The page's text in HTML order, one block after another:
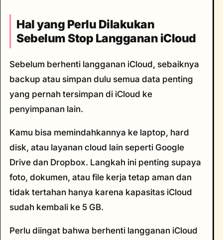
Hal yang Perlu Dilakukan
Sebelum Stop Langganan iCloud
Sebelum berhenti langganan iCloud, sebaiknya
backup atau simpan dulu semua data penting
yang pernah tersimpan di iCloud ke
penyimpanan lain.
Kamu bisa memindahkannya ke laptop, hard
disk, atau layanan cloud lain seperti Google
Drive dan Dropbox. Langkah ini penting supaya
foto, dokumen, atau file kerja tetap aman dan
tidak tertahan hanya karena kapasitas iCloud
sudah kembali ke 5 GB.
Perlu diingat bahwa berhenti langganan iCloud